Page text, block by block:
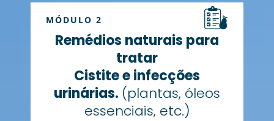
MÓDULO 2
Remédios naturais para
tratar
Cistite e infecções
urinárias. (plantas, óleos
essenciais, etc.)